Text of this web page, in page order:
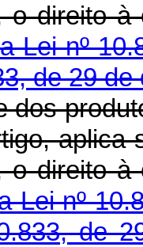
o direito à
Lei nº
de 29
dos
o direito à
Lei nº
de